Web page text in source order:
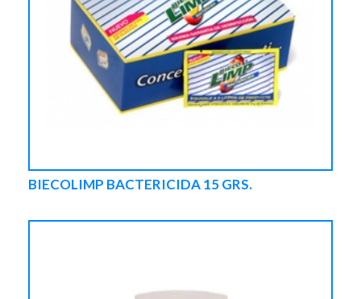
BIECOLIMP BACTERICIDA 15 GRS.